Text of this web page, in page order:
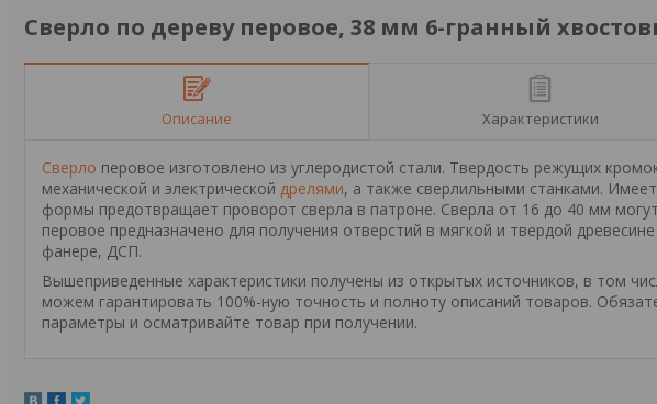
Сверло по дереву перовое, 38 мм 6-гранный
Описание Характеристики
Сверло перовое изготовлено из углеродистой стали. Твердость режущих
механической и электрической дрелями, а также сверлильными станками.
формы предотвращает проворот сверла в патроне. Сверла от 16 до 40 мм
перовое предназначено для получения отверстий в мягкой и твердой
фанере, ДСП.
Вышеприведенные характеристики получены из открытых источников, в том
можем гарантировать 100%-ную точность и полноту описаний товаров.
параметры и осматривайте товар при получении.